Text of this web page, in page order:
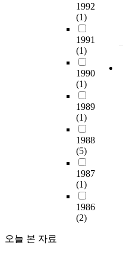
1992
(1)
1991
(1)
1990
(1)
1989
(1)
1988
(5)
1987
(1)
1986
(2)
오늘 본 자료